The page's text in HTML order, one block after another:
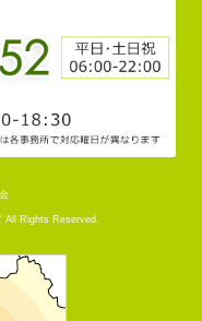
All Rights Reserved.